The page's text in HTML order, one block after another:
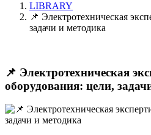
LIBRARY
📌 Электротехническая
задачи и методика
📌 Электротехническая
оборудования: цели,